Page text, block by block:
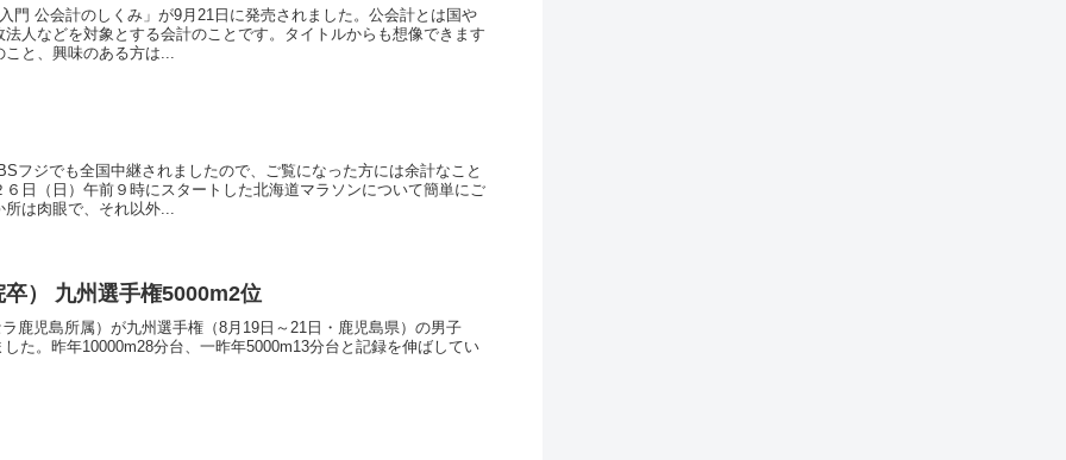
門 公会計のしくみ」が9月21日に発売されました。公会計とは国や
人などを対象とする会計のことです。タイトルからも想像できます
と、興味のある方は...
フジでも全国中継されましたので、ご覧になった方には余計なこと
日（日）午前９時にスタートした北海道マラソンについて簡単にご
は肉眼で、それ以外...
） 九州選手権5000m2位
鹿児島所属）が九州選手権（8月19日～21日・鹿児島県）の男子
した。昨年10000m28分台、一昨年5000m13分台と記録を伸ばしてい